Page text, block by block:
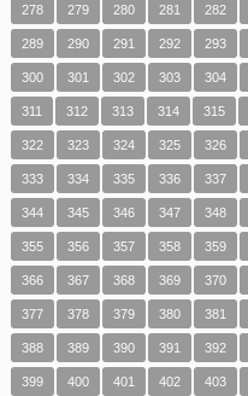
278 279 280 281 282
289 290 291 292 293
300 301 302 303 304
311 312 313 314 315
322 323 324 325 326
333 334 335 336 337
344 345 346 347 348
355 356 357 358 359
366 367 368 369 370
377 378 379 380 381
388 389 390 391 392
399 400 401 402 403